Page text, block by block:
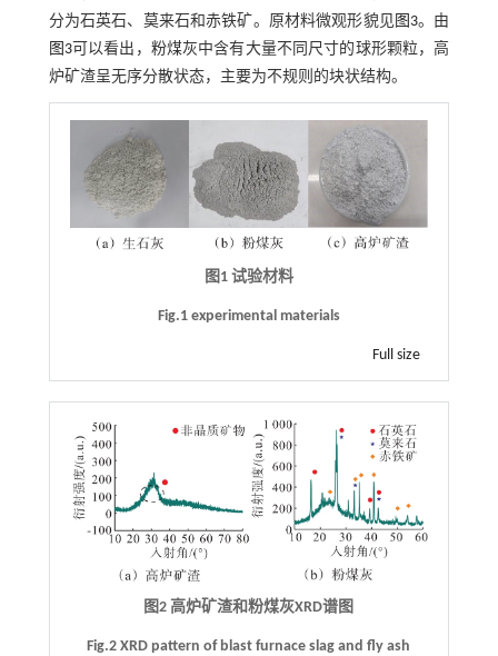
分为石英石、莫来石和赤铁矿。原材料微观形貌见图3。由
图3可以看出，粉煤灰中含有大量不同尺寸的球形颗粒，高
炉矿渣呈无序分散状态，主要为不规则的块状结构。
图1 试验材料
Fig.1 experimental materials
Full size
图2 高炉矿渣和粉煤灰XRD谱图
Fig.2 XRD pattern of blast furnace slag and fly ash